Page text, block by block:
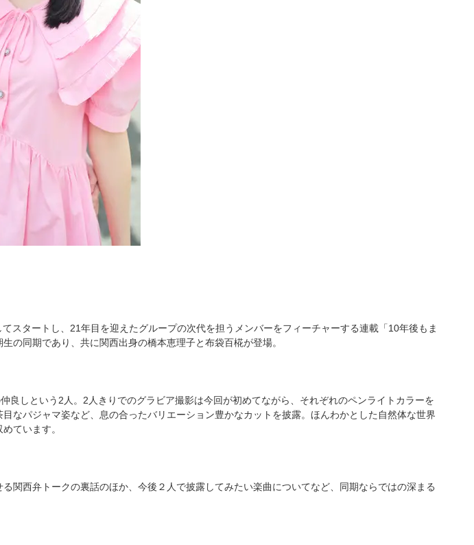
スタートし、21年目を迎えたグループの次代を担うメンバーをフィーチャーする連載「10年後もま
の同期であり、共に関西出身の橋本恵理子と布袋百椛が登場。
良しという2人。2人きりでのグラビア撮影は今回が初めてながら、それぞれのペンライトカラーを
なパジャマ姿など、息の合ったバリエーション豊かなカットを披露。ほんわかとした自然体な世界
ています。
関西弁トークの裏話のほか、今後２人で披露してみたい楽曲についてなど、同期ならではの深まる